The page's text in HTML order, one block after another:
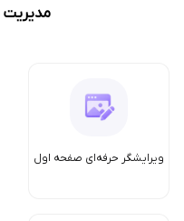
مدیریت
ویرایشگر حرفه‌ای صفحه اول